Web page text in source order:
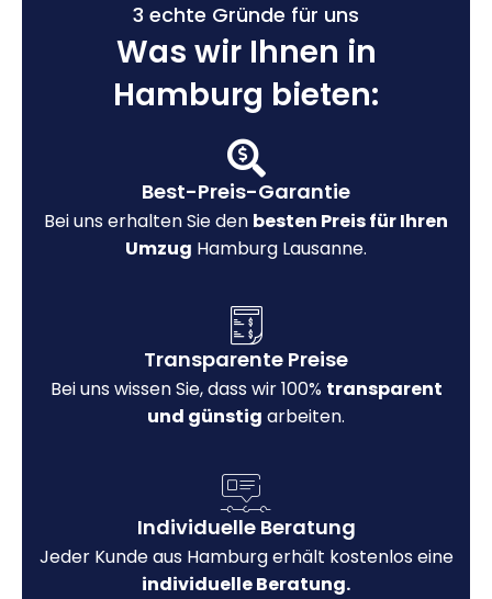
3 echte Gründe für uns
Was wir Ihnen in
Hamburg bieten:
Best-Preis-Garantie
Bei uns erhalten Sie den besten Preis für Ihren
Umzug Hamburg Lausanne.
Transparente Preise
Bei uns wissen Sie, dass wir 100% transparent
und günstig arbeiten.
Individuelle Beratung
Jeder Kunde aus Hamburg erhält kostenlos eine
individuelle Beratung.